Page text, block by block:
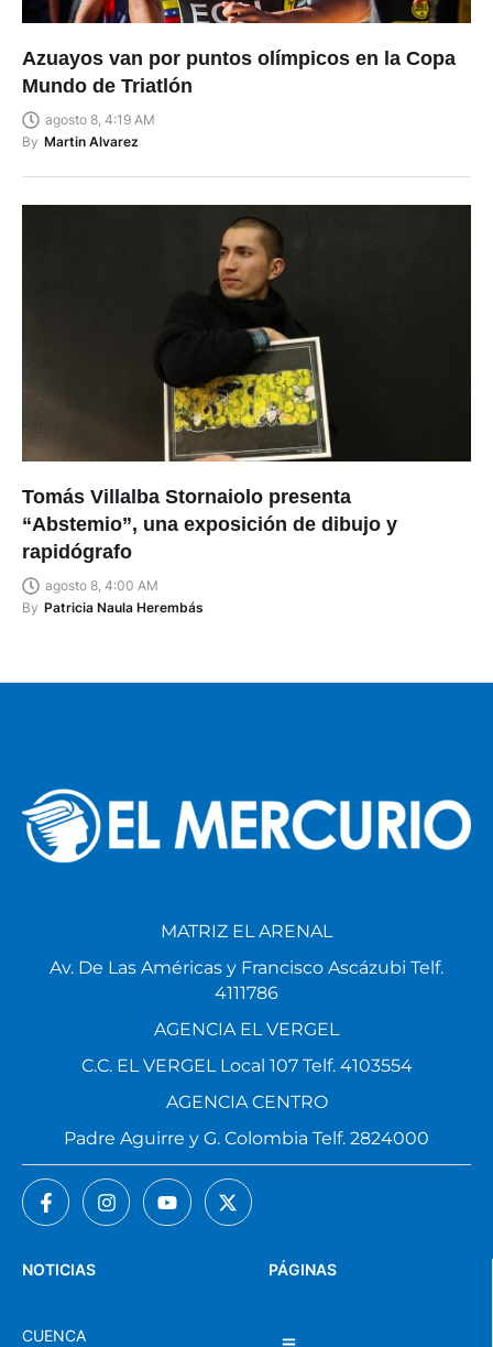
Azuayos van por puntos olímpicos en la Copa
Mundo de Triatlón
agosto 8, 4:19 AM
By Martin Alvarez
Tomás Villalba Stornaiolo presenta
“Abstemio”, una exposición de dibujo y
rapidógrafo
agosto 8, 4:00 AM
By Patricia Naula Herembás
PÁGINAS
NOTICIAS
CUENCA
MATRIZ EL ARENAL
Av. De Las Américas y Francisco Ascázubi Telf.
4111786
AGENCIA EL VERGEL
C.C. EL VERGEL Local 107 Telf. 4103554
AGENCIA CENTRO
Padre Aguirre y G. Colombia Telf. 2824000